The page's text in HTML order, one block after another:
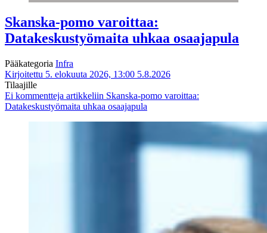
Skanska-pomo varoittaa:
Datakeskustyömaita uhkaa osaajapula
Pääkategoria Infra
Kirjoitettu 5. elokuuta 2026, 13:00 5.8.2026
Tilaajille
Ei kommentteja artikkeliin Skanska-pomo varoittaa:
Datakeskustyömaita uhkaa osaajapula